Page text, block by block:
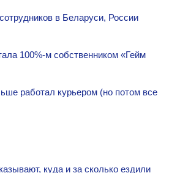
в Беларуси, России
100%-м собственником «Гейм
работал курьером (но потом все
куда и за сколько ездили